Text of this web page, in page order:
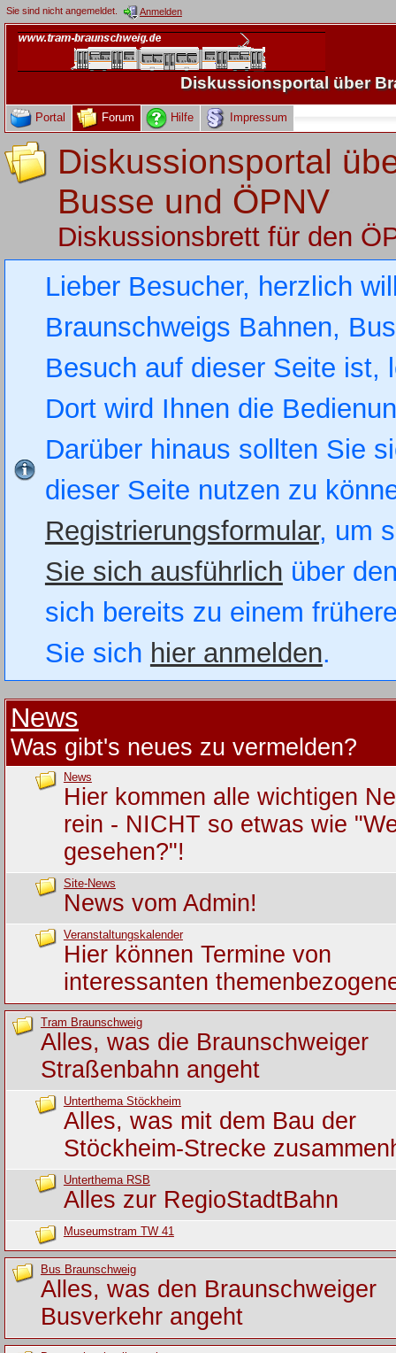
Sie sind nicht angemeldet. Anmelden
Diskussionsportal über
Portal Forum Hilfe Impressum
Diskussionsportal
Busse und ÖPNV
Diskussionsbrett für den
Lieber Besucher, herzlich
Braunschweigs Bahnen,
Besuch auf dieser Seite
Dort wird Ihnen die
Darüber hinaus sollten Sie
dieser Seite nutzen zu
Registrierungsformular, um
Sie sich ausführlich über
sich bereits zu einem
Sie sich hier anmelden.
News
Was gibt's neues zu vermelden?
News
Hier kommen alle wichtigen
rein - NICHT so etwas wie
gesehen?"!
Site-News
News vom Admin!
Veranstaltungskalender
Hier können Termine von
interessanten
Tram Braunschweig
Alles, was die Braunschweiger
Straßenbahn angeht
Unterthema Stöckheim
Alles, was mit dem Bau der
Stöckheim-Strecke
Unterthema RSB
Alles zur RegioStadtBahn
Museumstram TW 41
Bus Braunschweig
Alles, was den Braunschweiger
Busverkehr angeht